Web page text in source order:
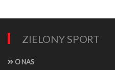
ZIELONY SPORT
O NAS